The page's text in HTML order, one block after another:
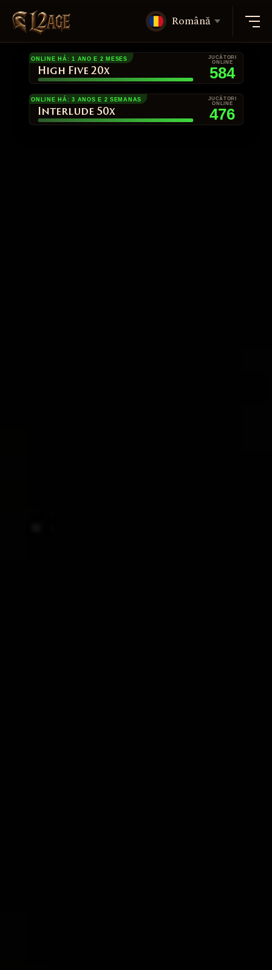
Română
ONLINE HÁ: 1 ANO E 2 MESES
High Five 20x
JUCĂTORI
ONLINE
584
ONLINE HÁ: 3 ANOS E 2 SEMANAS
Interlude 50x
JUCĂTORI
ONLINE
476